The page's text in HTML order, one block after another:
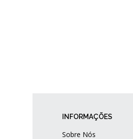
INFORMAÇÕES
Sobre Nós